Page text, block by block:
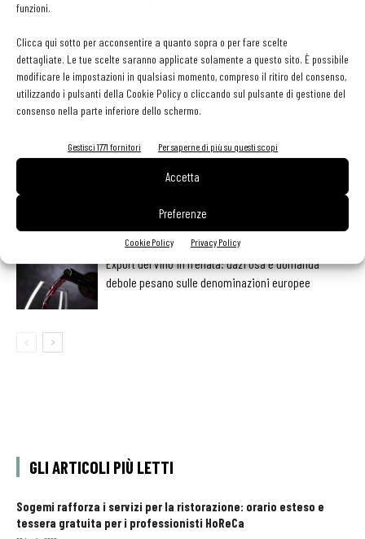
funzioni.
Clicca qui sotto per acconsentire a quanto sopra o per fare scelte
dettagliate. Le tue scelte saranno applicate solamente a questo sito. È possibile
modificare le impostazioni in qualsiasi momento, compreso il ritiro del consenso,
utilizzando i pulsanti della Cookie Policy o cliccando sul pulsante di gestione del
consenso nella parte inferiore dello schermo.
Gestisci 1771 fornitori Per saperne di più su questi scopi
Accetta
Preferenze
Cookie Policy Privacy Policy
LEGGI ANCHE
Ampliare l’attività del ristorante al catering? Sì, ma la
Aperti per ferie. Buoni indirizzi da Nord a Sud per
Export del vino in frenata: dazi Usa e domanda
debole pesano sulle denominazioni europee
GLI ARTICOLI PIÙ LETTI
Sogemi rafforza i servizi per la ristorazione: orario esteso e
tessera gratuita per i professionisti HoReCa